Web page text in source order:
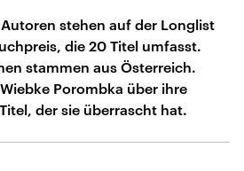
stehen auf der Longlist
die 20 Titel umfasst.
stammen aus Österreich.
Porombka über ihre
der sie überrascht hat.